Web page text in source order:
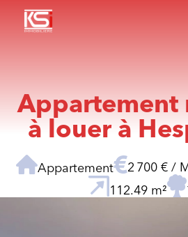
Appartement
à louer à
Appartement 2 700 € /
112.49 m²